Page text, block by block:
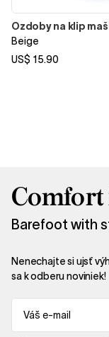
Ozdoby na klip
Beige
US$ 15.90
Comfort
Barefoot with
Nenechajte si ujsť
sa k odberu noviniek!